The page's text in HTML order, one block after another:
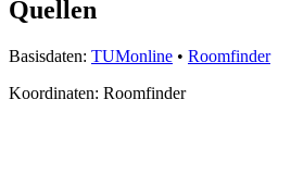
Quellen
Basisdaten: TUMonline • Roomfinder
Koordinaten: Roomfinder